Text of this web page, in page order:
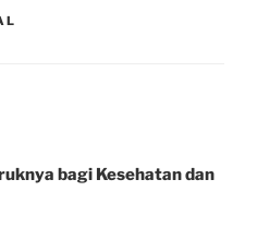
bagi Kesehatan dan